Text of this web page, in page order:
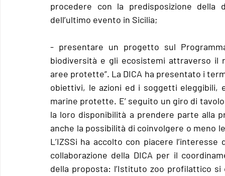
procedere con la predisposizione della
dell’ultimo evento in Sicilia;
- presentare un progetto sul
biodiversità e gli ecosistemi attraverso il
aree protette”. La DICA ha presentato i
obiettivi, le azioni ed i soggetti eleggibili,
marine protette. E’ seguito un giro di
la loro disponibilità a prendere parte alla
anche la possibilità di coinvolgere o meno
L’IZSSi ha accolto con piacere
collaborazione della DICA per il
della proposta: l’Istituto zoo profilattico